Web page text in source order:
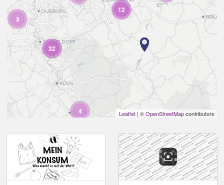
3
4
12
32
Leaflet | ©OpenStreetMapcontributors